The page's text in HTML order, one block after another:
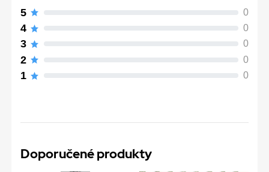
5 0
4 0
3 0
2 0
1 0
Doporučené produkty